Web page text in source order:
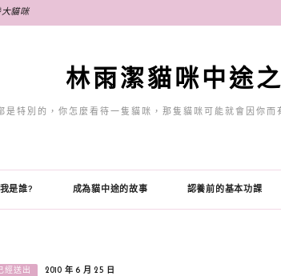
貓咪
林雨潔貓咪中途
特別的，你怎麼看待一隻貓咪，那隻貓咪可能就會因你
我是誰? 成為貓中途的故事 認養前的基本功課
經送出 2010 年 6 月 25 日